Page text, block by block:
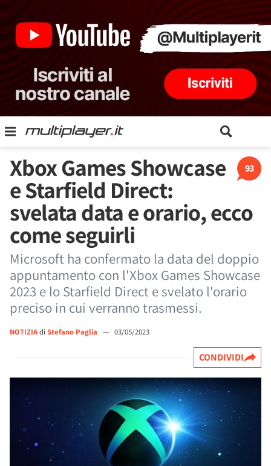
93
Xbox Games Showcase
e Starfield Direct:
svelata data e orario, ecco
come seguirli
Microsoft ha confermato la data del doppio
appuntamento con l'Xbox Games Showcase
2023 e lo Starfield Direct e svelato l'orario
preciso in cui verranno trasmessi.
NOTIZIAdi Stefano Paglia — 03/05/2023
CONDIVIDI